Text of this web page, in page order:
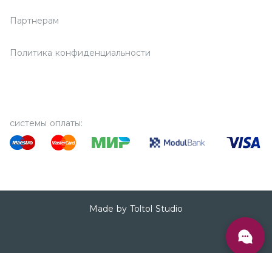
Партнерам
Политика конфиденциальности
системы оплаты:
Made by Toltol Studio